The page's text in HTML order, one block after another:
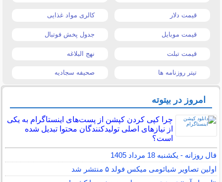
قیمت دلار کالری مواد غذایی
قیمت موبایل جدول پخش فوتبال
قیمت تبلت نهج البلاغه
تیتر روزنامه ها صحیفه سجادیه
امروز در بیتوته
چرا کپی کردن کپشن از پست‌های اینستاگرام به یکی
از نیازهای اصلی تولیدکنندگان محتوا تبدیل شده
است؟
فال روزانه - یکشنبه 18 مرداد 1405
اولین تصاویر شیائومی میکس فولد ۵ منتشر شد